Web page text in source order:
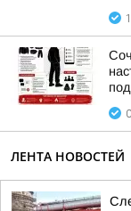
ЛЕНТА НОВОСТЕЙ